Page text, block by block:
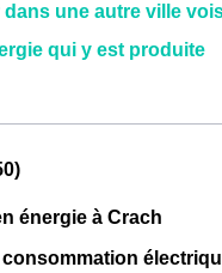
dans une autre ville
qui y est produite
énergie à Crach